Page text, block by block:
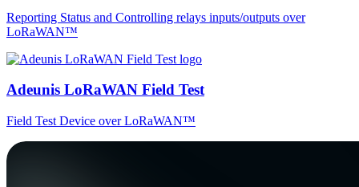
Reporting Status and Controlling relays inputs/outputs over
LoRaWAN™
Adeunis LoRaWAN Field Test
Field Test Device over LoRaWAN™